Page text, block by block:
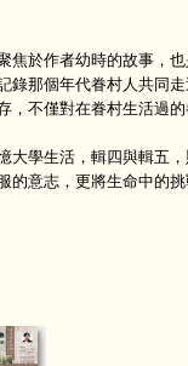
焦於作者幼時的故事，
錄那個年代眷村人共同
，不僅對在眷村生活過
大學生活，輯四與輯五
的意志，更將生命中的